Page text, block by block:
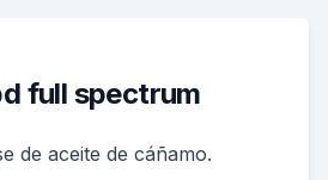
full spectrum
de aceite de cáñamo.